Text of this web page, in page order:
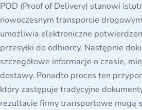
POD (Proof of Delivery) stanowi
nowoczesnym transporcie
umożliwia elektroniczne
przesyłki do odbiorcy. Następnie
szczegółowe informacje o czasie,
dostawy. Ponadto proces ten
który zastępuje tradycyjne
rezultacie firmy transportowe mogą